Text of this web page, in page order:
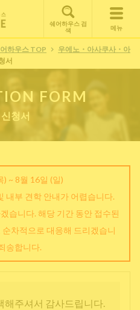
쉐어하우스 검
색
메뉴
하우스 TOP
우에노・아사쿠사・아
서
FORM
청서
) ~ 8월 16일 (일)
내부 견학 안내가 어렵습니다.
습니다. 해당 기간 동안 접수된
차적으로 대응해 드리겠습니
송합니다.
해주셔서 감사드립니다.